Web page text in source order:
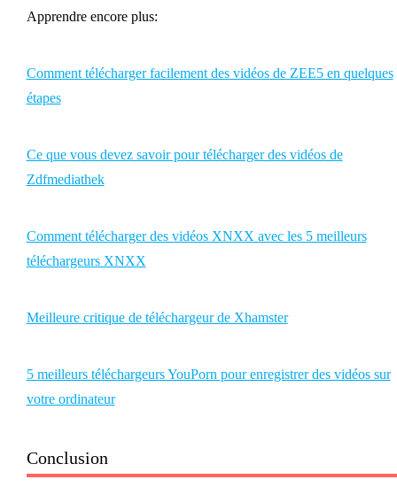
Apprendre encore plus:
Comment télécharger facilement des vidéos de ZEE5 en quelques
étapes
Ce que vous devez savoir pour télécharger des vidéos de
Zdfmediathek
Comment télécharger des vidéos XNXX avec les 5 meilleurs
téléchargeurs XNXX
Meilleure critique de téléchargeur de Xhamster
5 meilleurs téléchargeurs YouPorn pour enregistrer des vidéos sur
votre ordinateur
Conclusion